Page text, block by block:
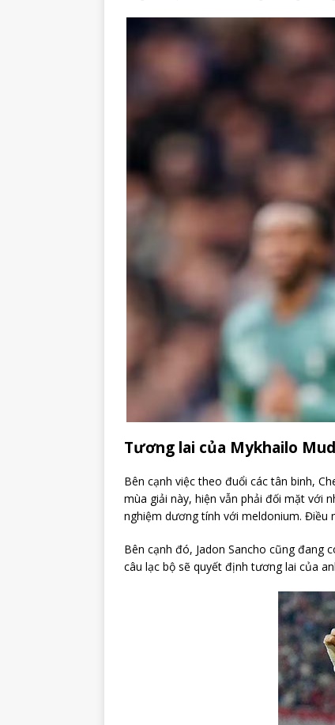
Tương lai của Mykhailo
Bên cạnh việc theo đuổi các tân binh,
mùa giải này, hiện vẫn phải đối mặt với
nghiệm dương tính với meldonium. Điều
Bên cạnh đó, Jadon Sancho cũng đang
câu lạc bộ sẽ quyết định tương lai của